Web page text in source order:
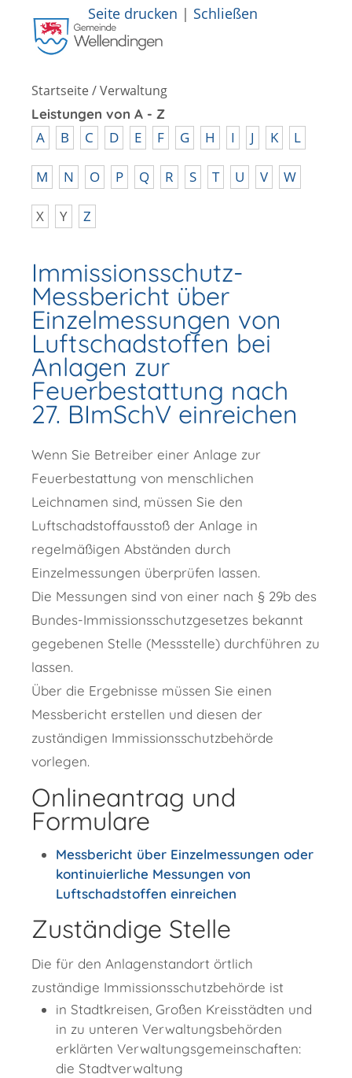
Seite drucken | Schließen
Startseite/Verwaltung
Leistungen von A - Z
A B C D E F G H I J K L
M N O P Q R S T U V W
X Y Z
Immissionsschutz-
Messbericht über
Einzelmessungen von
Luftschadstoffen bei
Anlagen zur
Feuerbestattung nach
27. BImSchV einreichen
Wenn Sie Betreiber einer Anlage zur
Feuerbestattung von menschlichen
Leichnamen sind, müssen Sie den
Luftschadstoffausstoß der Anlage in
regelmäßigen Abständen durch
Einzelmessungen überprüfen lassen.
Die Messungen sind von einer nach § 29b des
Bundes-Immissionsschutzgesetzes bekannt
gegebenen Stelle (Messstelle) durchführen zu
lassen.
Über die Ergebnisse müssen Sie einen
Messbericht erstellen und diesen der
zuständigen Immissionsschutzbehörde
vorlegen.
Onlineantrag und
Formulare
Messbericht über Einzelmessungen oder
kontinuierliche Messungen von
Luftschadstoffen einreichen
Zuständige Stelle
Die für den Anlagenstandort örtlich
zuständige Immissionsschutzbehörde ist
in Stadtkreisen, Großen Kreisstädten und
in zu unteren Verwaltungsbehörden
erklärten Verwaltungsgemeinschaften:
die Stadtverwaltung